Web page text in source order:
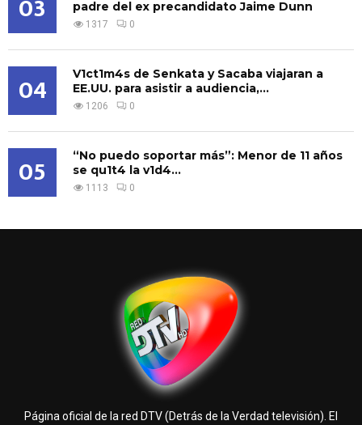
03
padre del ex precandidato Jaime Dunn
1317 0
04
V1ct1m4s de Senkata y Sacaba viajaran a
EE.UU. para asistir a audiencia,...
1206 0
05
“No puedo soportar más”: Menor de 11 años
se qu1t4 la v1d4...
1113 0
Página oficial de la red DTV (Detrás de la Verdad televisión). El